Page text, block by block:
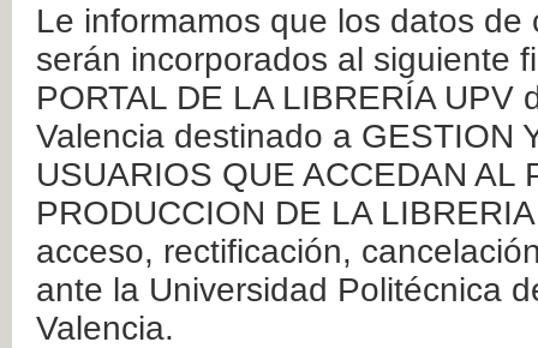
Le informamos que los datos
serán incorporados al siguiente
PORTAL DE LA LIBRERÍA
Valencia destinado a GESTION
USUARIOS QUE ACCEDAN AL
PRODUCCION DE LA
acceso, rectificación,
ante la Universidad Politécnica
Valencia.